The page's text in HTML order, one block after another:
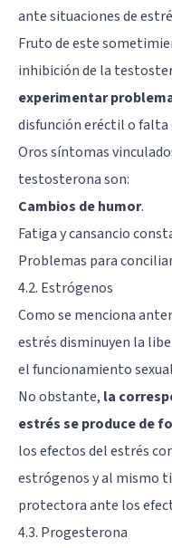
ante situaciones de
Fruto de este
inhibición de la
experimentar
disfunción eréctil o falta
Oros síntomas
testosterona son:
Cambios de humor.
Fatiga y cansancio
Problemas para
4.2. Estrógenos
Como se menciona
estrés disminuyen la
el funcionamiento
No obstante, la
estrés se produce de
los efectos del estrés
estrógenos y al mismo
protectora ante los
4.3. Progesterona